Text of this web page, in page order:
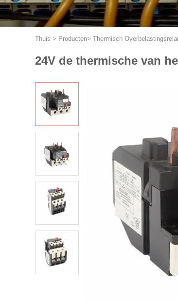
Thuis > Producten> Thermisch
24V de thermische van